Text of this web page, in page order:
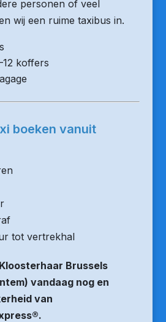
personen of veel
wij een ruime taxibus in.
koffers
boeken vanuit
tot vertrekhal
Brussels
vandaag nog en
van